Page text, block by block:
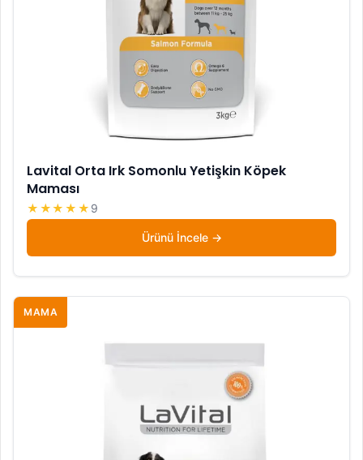
Lavital Orta Irk Somonlu Yetişkin Köpek
Maması
★★★★★ 9
Ürünü İncele
MAMA